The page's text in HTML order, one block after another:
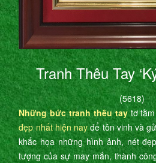
Tranh Thêu Tay
(5618)
Những bức tranh thêu taytơ
đẹp nhất hiện nayđể tôn vinh và
khắc họa những hình ảnh, nét
tượng của sự may mắn, thành